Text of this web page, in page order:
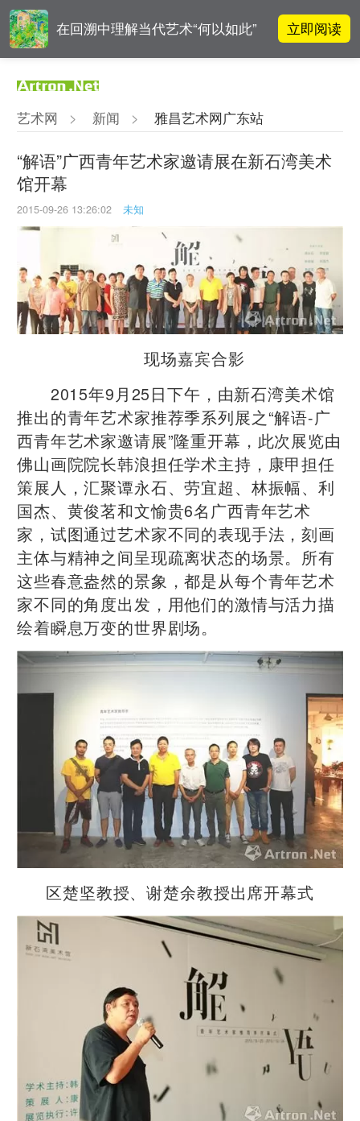
在回溯中理解当代艺术“何以如此” 立即阅读
破界与归真
对话 | 在开放和自由中确立艺术价
值
阿拉里奥画廊上海转型：为何要成
为策展式艺术商业综合体？
艺术网 > 新闻 > 雅昌艺术网广东站
“解语”广西青年艺术家邀请展在新石湾美术
馆开幕
2015-09-26 13:26:02 未知
现场嘉宾合影
2015年9月25日下午，由新石湾美术馆
推出的青年艺术家推荐季系列展之“解语-广
西青年艺术家邀请展”隆重开幕，此次展览由
佛山画院院长韩浪担任学术主持，康甲担任
策展人，汇聚谭永石、劳宜超、林振幅、利
国杰、黄俊茗和文愉贵6名广西青年艺术
家，试图通过艺术家不同的表现手法，刻画
主体与精神之间呈现疏离状态的场景。所有
这些春意盎然的景象，都是从每个青年艺术
家不同的角度出发，用他们的激情与活力描
绘着瞬息万变的世界剧场。
区楚坚教授、谢楚余教授出席开幕式